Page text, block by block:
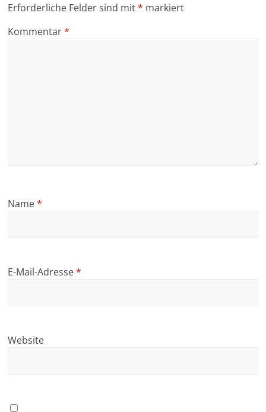
Erforderliche Felder sind mit* markiert
Kommentar*
Name*
E-Mail-Adresse*
Website